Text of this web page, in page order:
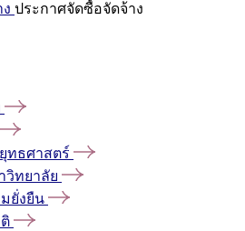
ประกาศจัดซื้อจัดจ้าง
ทธศาสตร์
ทยาลัย
ยั่งยืน